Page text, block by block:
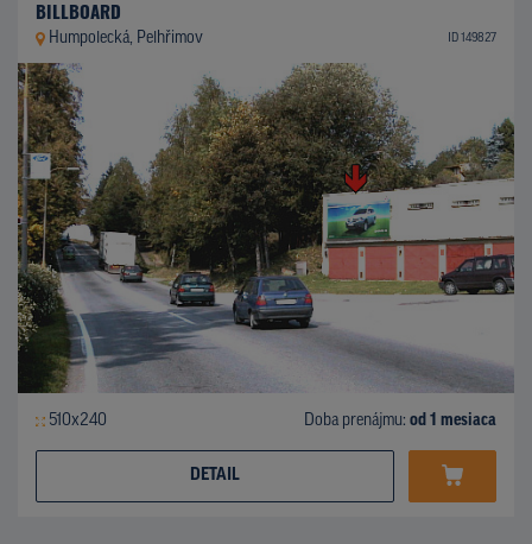
BILLBOARD
Humpolecká, Pelhřimov ID 149827
510x240 Doba prenájmu: od 1 mesiaca
DETAIL